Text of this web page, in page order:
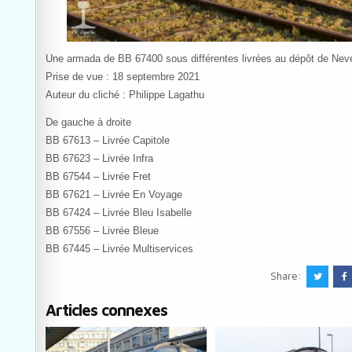
Une armada de BB 67400 sous différentes livrées au dépôt de
Prise de vue : 18 septembre 2021
Auteur du cliché : Philippe Lagathu
De gauche à droite
BB 67613 – Livrée Capitole
BB 67623 – Livrée Infra
BB 67544 – Livrée Fret
BB 67621 – Livrée En Voyage
BB 67424 – Livrée Bleu Isabelle
BB 67556 – Livrée Bleue
BB 67445 – Livrée Multiservices
Share:
Articles connexes